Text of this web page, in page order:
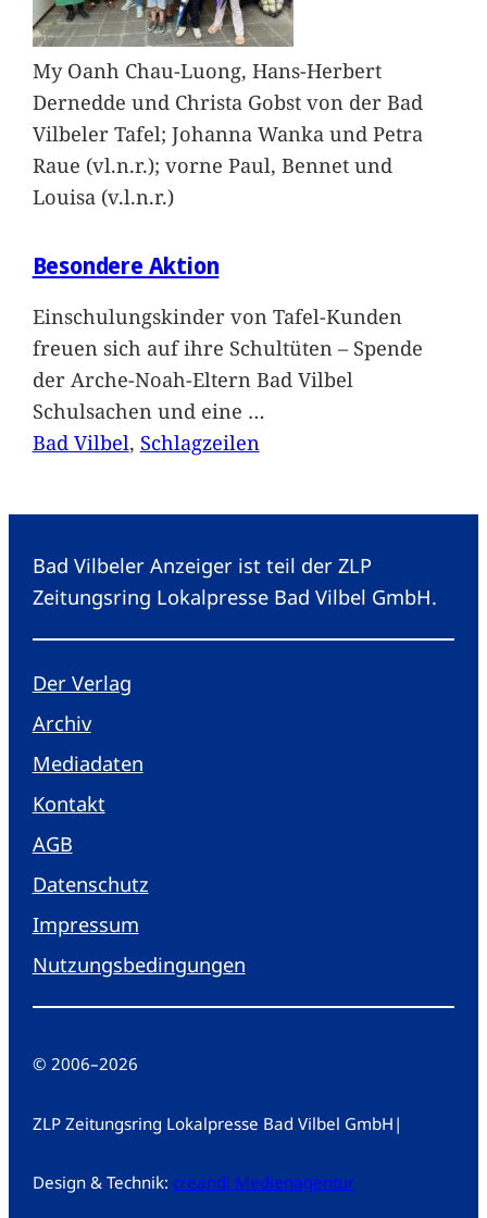
My Oanh Chau-Luong, Hans-Herbert
Dernedde und Christa Gobst von der Bad
Vilbeler Tafel; Johanna Wanka und Petra
Raue (vl.n.r.); vorne Paul, Bennet und
Louisa (v.l.n.r.)
Besondere Aktion
Einschulungskinder von Tafel-Kunden
freuen sich auf ihre Schultüten – Spende
der Arche-Noah-Eltern Bad Vilbel
Schulsachen und eine …
Bad Vilbel, Schlagzeilen
Bad Vilbeler Anzeiger ist teil der ZLP
Zeitungsring Lokalpresse Bad Vilbel GmbH.
Der Verlag
Archiv
Mediadaten
Kontakt
AGB
Datenschutz
Impressum
Nutzungsbedingungen
© 2006–2026
ZLP Zeitungsring Lokalpresse Bad Vilbel GmbH |
Design & Technik: creandi Medienagentur